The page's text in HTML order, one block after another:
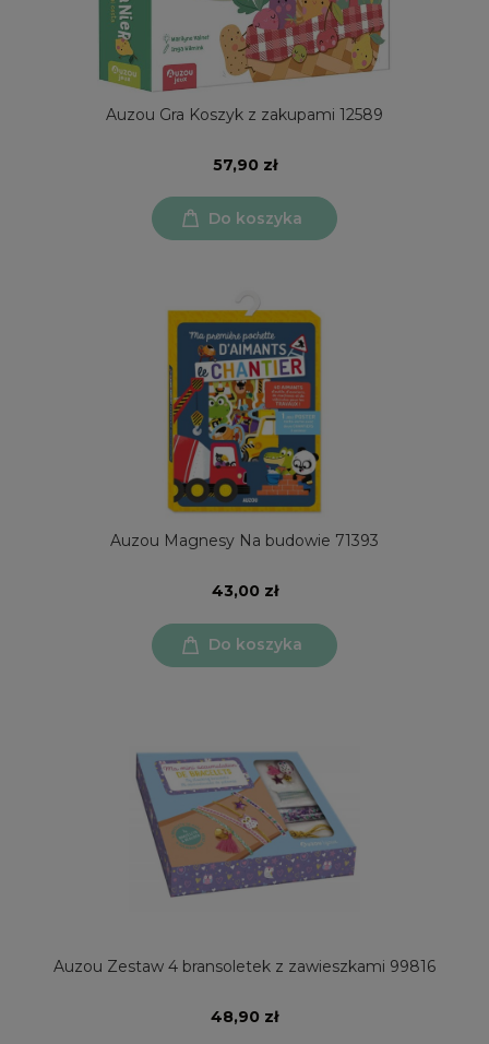
Auzou Gra Koszyk z zakupami 12589
57,90 zł
Do koszyka
Auzou Magnesy Na budowie 71393
43,00 zł
Do koszyka
Auzou Zestaw 4 bransoletek z zawieszkami 99816
48,90 zł